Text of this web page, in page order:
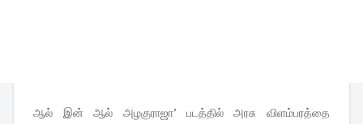
ஆல் இன் ஆல் அழகுராஜா’ படத்தில் அரசு விளம்பரத்தை